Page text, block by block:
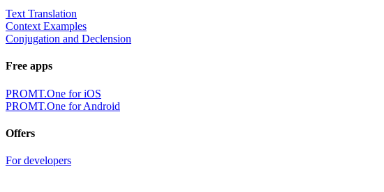
Text Translation
Context Examples
Conjugation and Declension
Free apps
PROMT.One for iOS
PROMT.One for Android
Offers
For developers